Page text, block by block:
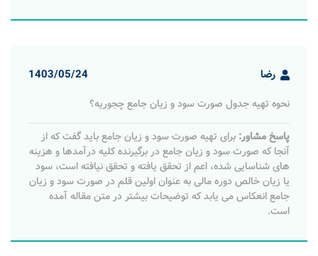
رضا 1403/05/24
نحوه تهیه جدول صورت سود و زیان جامع چجوریه؟
پاسخ مشاور: برای تهیه صورت سود و زیان جامع باید گفت که ﺍﺯ
ﺁﻧﺠﺎ ﻛﻪ ﺻﻮﺭﺕ ﺳﻮﺩ ﻭ ﺯﻳﺎﻥ ﺟﺎﻣﻊ ﺩﺭ ﺑﺮﮔﻴﺮﻧﺪﻩ ﻛﻠﻴﻪ ﺩﺭﺁﻣﺪﻫﺎ ﻭ ﻫﺰﻳﻨﻪ
ﻫﺎی ﺷﻨﺎﺳﺎیی ﺷﺪﻩ، ﺍﻋﻢ ﺍﺯ ﺗﺤﻘﻖ ﻳﺎﻓﺘﻪ ﻭ ﺗﺤﻘﻖ ﻧﻴﺎﻓﺘﻪ ﺍﺳﺖ، ﺳﻮﺩ
ﻳﺎ ﺯﻳﺎﻥ ﺧﺎﻟﺺ ﺩﻭﺭﻩ ﻣﺎلی ﺑﻪ ﻋﻨﻮﺍﻥ ﺍﻭﻟﻴﻦ ﻗﻠﻢ ﺩﺭ ﺻﻮﺭﺕ ﺳﻮﺩ ﻭ ﺯﻳﺎﻥ
ﺟﺎﻣﻊ ﺍﻧﻌﻜﺎﺱ می ﻳﺎﺑﺪ که توضیحات بیشتر در متن مقاله آمده
است.